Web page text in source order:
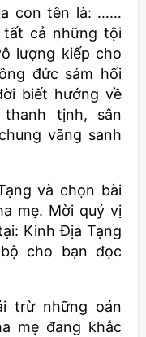
con tên là: ……
tất cả những tội
lượng kiếp cho
đức sám hối
biết hướng về
tịnh, sân
vãng sanh
và chọn bài
mẹ. Mời quý vị
Kinh Địa Tạng
cho bạn đọc
trừ những oán
mẹ đang khắc